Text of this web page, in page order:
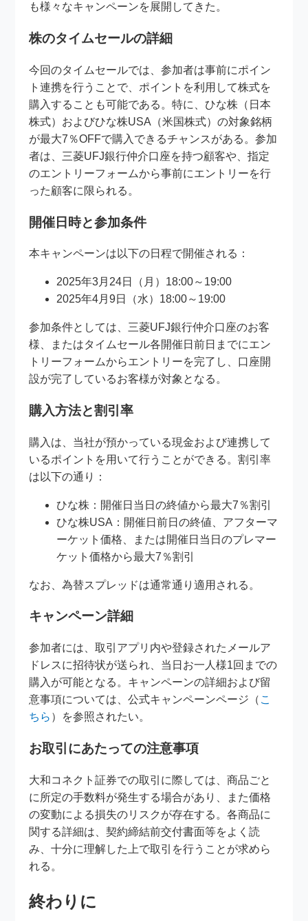
も様々なキャンペーンを展開してきた。
株のタイムセールの詳細
今回のタイムセールでは、参加者は事前にポイン
ト連携を行うことで、ポイントを利用して株式を
購入することも可能である。特に、ひな株（日本
株式）およびひな株USA（米国株式）の対象銘柄
が最大7％OFFで購入できるチャンスがある。参加
者は、三菱UFJ銀行仲介口座を持つ顧客や、指定
のエントリーフォームから事前にエントリーを行
った顧客に限られる。
開催日時と参加条件
本キャンペーンは以下の日程で開催される：
2025年3月24日（月）18:00～19:00
2025年4月9日（水）18:00～19:00
参加条件としては、三菱UFJ銀行仲介口座のお客
様、またはタイムセール各開催日前日までにエン
トリーフォームからエントリーを完了し、口座開
設が完了しているお客様が対象となる。
購入方法と割引率
購入は、当社が預かっている現金および連携して
いるポイントを用いて行うことができる。割引率
は以下の通り：
ひな株：開催日当日の終値から最大7％割引
ひな株USA：開催日前日の終値、アフターマ
ーケット価格、または開催日当日のプレマー
ケット価格から最大7％割引
なお、為替スプレッドは通常通り適用される。
キャンペーン詳細
参加者には、取引アプリ内や登録されたメールア
ドレスに招待状が送られ、当日お一人様1回までの
購入が可能となる。キャンペーンの詳細および留
意事項については、公式キャンペーンページ（ こ
ちら ）を参照されたい。
お取引にあたっての注意事項
大和コネクト証券での取引に際しては、商品ごと
に所定の手数料が発生する場合があり、また価格
の変動による損失のリスクが存在する。各商品に
関する詳細は、契約締結前交付書面等をよく読
み、十分に理解した上で取引を行うことが求めら
れる。
終わりに